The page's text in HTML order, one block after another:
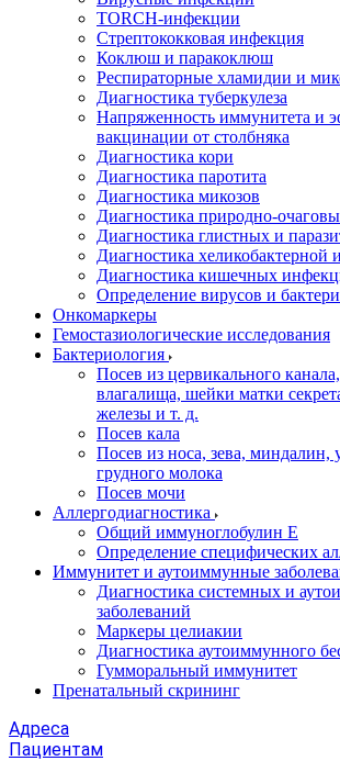
TORCH-инфекции
Стрептококковая инфекция
Коклюш и паракоклюш
Респираторные хламидии и
Диагностика туберкулеза
Напряженность иммунитета и
вакцинации от столбняка
Диагностика кори
Диагностика паротита
Диагностика микозов
Диагностика природно-
Диагностика глистных и
Диагностика хеликобактерной
Диагностика кишечных
Определение вирусов и
Онкомаркеры
Гемостазиологические исследования
Бактериология
Посев из цервикального
влагалища, шейки матки
железы и т. д.
Посев кала
Посев из носа, зева, миндалин,
грудного молока
Посев мочи
Аллергодиагностика
Общий иммуноглобулин Е
Определение специфических
Иммунитет и аутоиммунные
Диагностика системных и
заболеваний
Маркеры целиакии
Диагностика аутоиммунного
Гумморальный иммунитет
Пренатальный скрининг
Адреса
Пациентам